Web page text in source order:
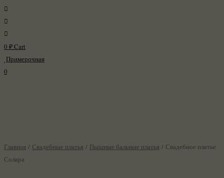
0 ₽Cart
Примерочная
0
Главная / Свадебные платья / Пышные бальные платья / Свадебное платье
Солара